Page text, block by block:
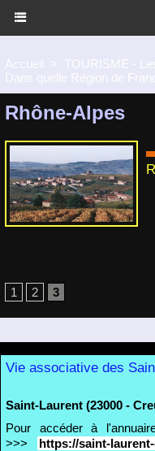
Rhône-Alpes
1 2 3
Vie associative des
Saint-Laurent (23000 -
Pour accéder à
>>>
https://saint-